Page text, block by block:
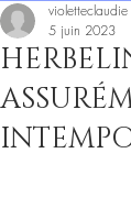
violetteclaudie
5 juin 2023